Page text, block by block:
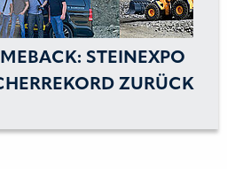
STEINEXPO
ZURÜCK